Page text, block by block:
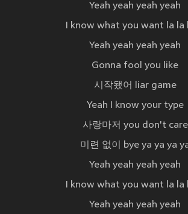
Yeah yeah yeah yeah
I know what you want la la
Yeah yeah yeah yeah
Gonna fool you like
시작됐어 liar game
Yeah I know your type
사랑마저 you don't care
미련 없이 bye ya ya ya
Yeah yeah yeah yeah
I know what you want la la
Yeah yeah yeah yeah